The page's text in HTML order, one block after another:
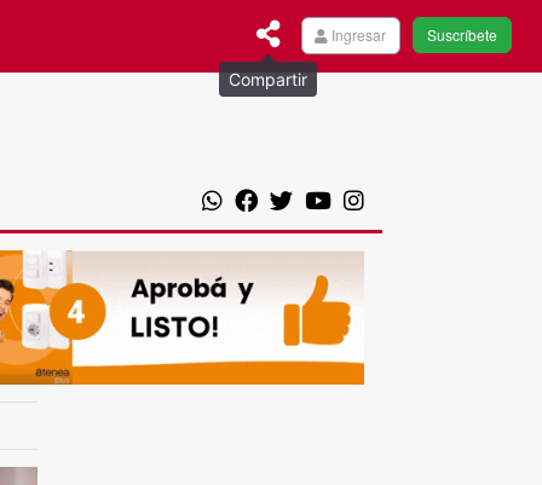
Suscríbete
Ingresar
Compartir